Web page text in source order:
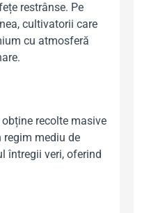
restrânse. Pe
cultivatorii care
cu atmosferă
recolte masive
mediu de
întregii veri, oferind